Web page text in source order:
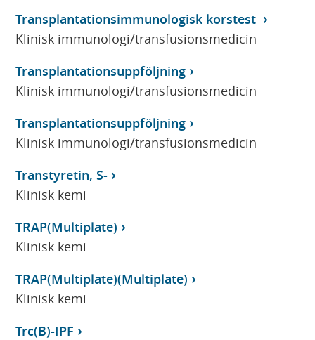
Transplantationsimmunologisk korstest
Klinisk immunologi/transfusionsmedicin
Transplantationsuppföljning
Klinisk immunologi/transfusionsmedicin
Transplantationsuppföljning
Klinisk immunologi/transfusionsmedicin
Transtyretin, S-
Klinisk kemi
TRAP(Multiplate)
Klinisk kemi
TRAP(Multiplate)(Multiplate)
Klinisk kemi
Trc(B)-IPF